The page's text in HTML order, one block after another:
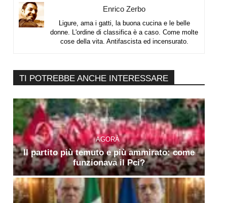
Enrico Zerbo
Ligure, ama i gatti, la buona cucina e le belle
donne. L'ordine di classifica è a caso. Come molte
cose della vita. Antifascista ed incensurato.
TI POTREBBE ANCHE INTERESSARE
AGORÀ
Il partito più temuto e più ammirato: come
funzionava il Pci?